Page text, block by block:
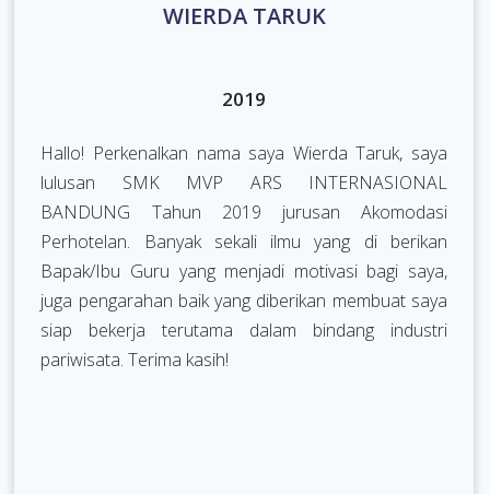
WIERDA TARUK
2019
Hallo! Perkenalkan nama saya Wierda Taruk, saya
lulusan SMK MVP ARS INTERNASIONAL
BANDUNG Tahun 2019 jurusan Akomodasi
Perhotelan. Banyak sekali ilmu yang di berikan
Bapak/Ibu Guru yang menjadi motivasi bagi saya,
juga pengarahan baik yang diberikan membuat saya
siap bekerja terutama dalam bindang industri
pariwisata. Terima kasih!